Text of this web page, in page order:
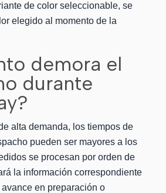
de color seleccionable, se
elegido al momento de la
demora el
durante
alta demanda, los tiempos de
pueden ser mayores a los
se procesan por orden de
la información correspondiente
en preparación o